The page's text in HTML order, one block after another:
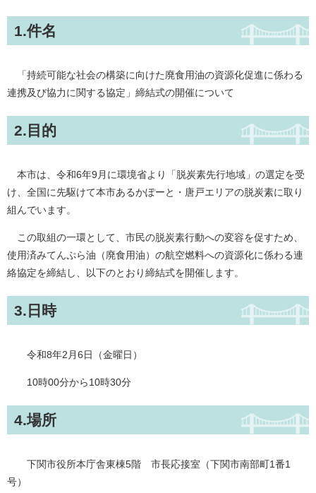
1.件名
「持続可能な社会の構築に向けた廃食用油の資源化促進に係わる
連携及び協力に関する協定」締結式の開催について
2.目的
本市は、令和6年9月に環境省より「脱炭素先行地域」の選定を受
け、全国に先駆けて本市あるかぽーと・唐戸エリアの脱炭素に取り
組んでいます。
この取組の一環として、市民の脱炭素行動への変容を促すため、
使用済みてんぷら油（廃食用油）の航空燃料への資源化に係わる連
絡協定を締結し、以下のとおり締結式を開催します。
3.日時
令和8年2月6日（金曜日）
10時00分から10時30分
4.場所
下関市役所本庁舎東棟5階 市長応接室（下関市南部町1番1
号）